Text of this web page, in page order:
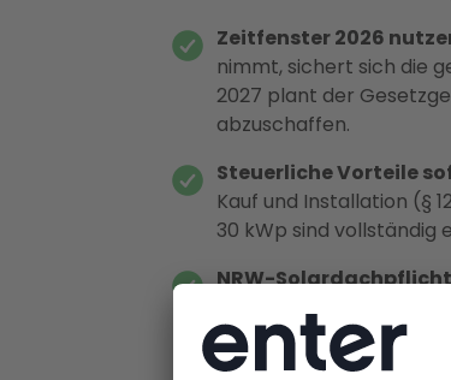
Zeitfenster 2026
nimmt, sichert sich die
2027 plant der
abzuschaffen.
Steuerliche Vorteile
Kauf und Installation (§
30 kWp sind vollständig
NRW-
saniert, ist seit dem 1.
zu installieren — mit der
wirtschaftlicher Vorteil.